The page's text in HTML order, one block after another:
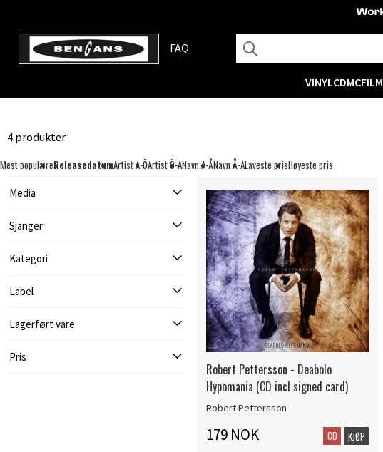
FAQ
VINYLCDMCFILM
4 produkter
Mest populæreReleasedatumArtist A-ÖArtist Ö-ANavn A-ÅNavn Å-ALaveste prisHøyeste pris
Media
Sjanger
Kategori
Label
Lagerført vare
Pris
Robert Pettersson - Deabolo
Hypomania (CD incl signed card)
Robert Pettersson
179 NOK CD KJØP